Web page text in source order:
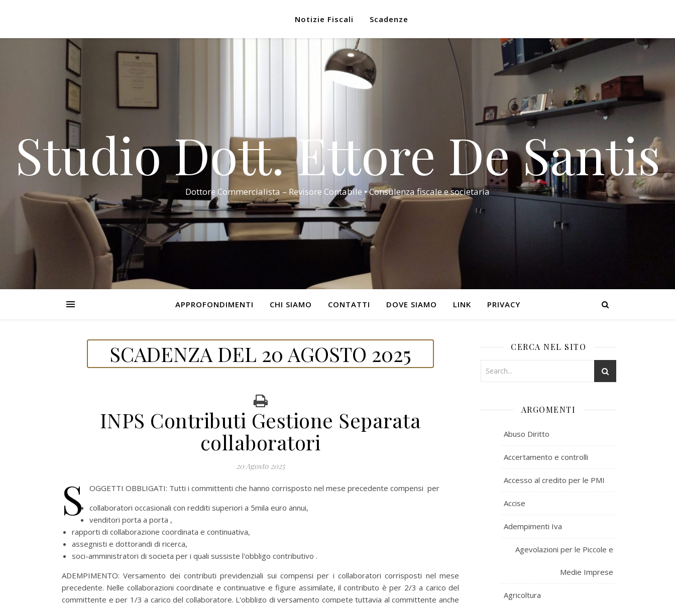
Notizie Fiscali Scadenze
Studio Dott. Ettore De Santis
Dottore Commercialista – Revisore Contabile • Consulenza fiscale e societaria
APPROFONDIMENTI CHI SIAMO CONTATTI DOVE SIAMO LINK PRIVACY
SCADENZA DEL 20 AGOSTO 2025
INPS Contributi Gestione Separata
collaboratori
20 Agosto 2025
S OGGETTI OBBLIGATI: Tutti i committenti che hanno corrisposto nel mese precedente compensi per
collaboratori occasionali con redditi superiori a 5mila euro annui,
venditori porta a porta ,
rapporti di collaborazione coordinata e continuativa,
assegnisti e dottorandi di ricerca,
soci-amministratori di societa per i quali sussiste l'obbligo contributivo .
ADEMPIMENTO: Versamento dei contributi previdenziali sui compensi per i collaboratori corrisposti nel mese
precedente. Nelle collaborazioni coordinate e continuative e figure assimilate, il contributo è per 2/3 a carico del
committente e per 1/3 a carico del collaboratore. L'obbligo di versamento compete tuttavia al committente anche
CERCA NEL SITO
ARGOMENTI
Abuso Diritto
Accertamento e controlli
Accesso al credito per le PMI
Accise
Adempimenti Iva
Agevolazioni per le Piccole e
Medie Imprese
Agricoltura